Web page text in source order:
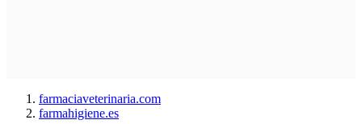
farmaciaveterinaria.com
farmahigiene.es